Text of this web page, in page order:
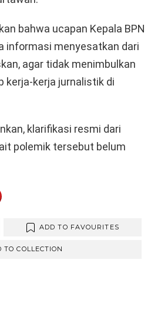
bahwa ucapan Kepala BPN
informasi menyesatkan dari
agar tidak menimbulkan
kerja-kerja jurnalistik di
klarifikasi resmi dari
polemik tersebut belum
MESSENGER
ADD TO FAVOURITES
TO COLLECTION